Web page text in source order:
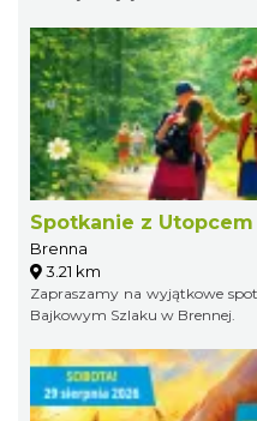
Spotkanie z
Brenna
3.21 km
Zapraszamy na wyjątkowe
Bajkowym Szlaku w Brennej.